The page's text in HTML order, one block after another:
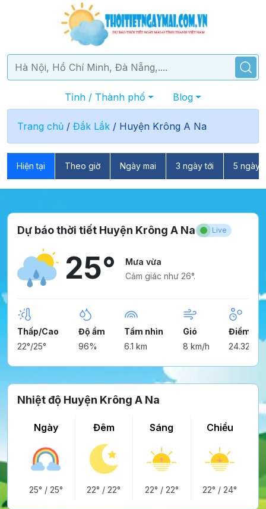
Tỉnh / Thành phố Blog
Trang chủ / Đắk Lắk / Huyện Krông A Na
Hiện tại Theo giờ Ngày mai 3 ngày tới 5 ngày
Dự báo thời tiết Huyện Krông A Na Live
25°
Mưa vừa
Cảm giác như 26°.
Thấp/Cao
22°/25°
Độ ẩm
96%
Tầm nhìn
6.1 km
Gió
8 km/h
Điểm
24.32°
Nhiệt độ Huyện Krông A Na
Ngày
25° / 25°
Đêm
22° /22°
Sáng
22° / 22°
Chiều
22° /24°